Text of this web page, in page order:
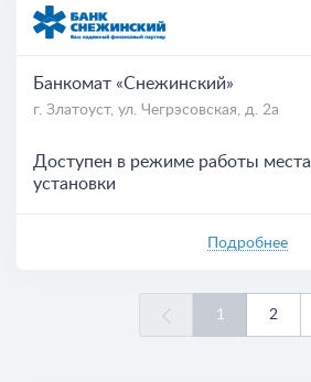
Банкомат «Снежинский»
г. Златоуст, ул. Чегрэсовская, д. 2а
Доступен в режиме работы места
установки
Подробнее
1 2